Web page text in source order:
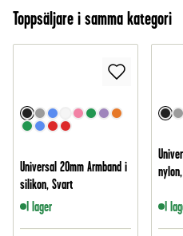
Toppsäljare i samma kategori
Universal 20mm Armband i
silikon, Svart
I lager
I